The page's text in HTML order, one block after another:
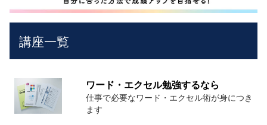
講座一覧
ワード・エクセル勉強するなら
仕事で必要なワード・エクセル術が身につき
ます